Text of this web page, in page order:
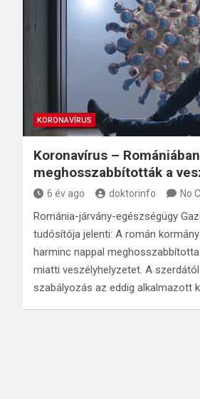
KORONAVÍRUS
Koronavírus –
meghosszabbították a
6 év ago doktorinfo No
Románia-járvány-egészségügy
tudósítója jelenti: A román
harminc nappal
miatti veszélyhelyzetet. A
szabályozás az eddig alkalmazott